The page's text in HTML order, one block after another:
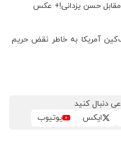
مقابل حسن یزدانی!+ عکس
آمریکا به خاطر نقض حریم
دنبال کنید
ایکس یوتیوب